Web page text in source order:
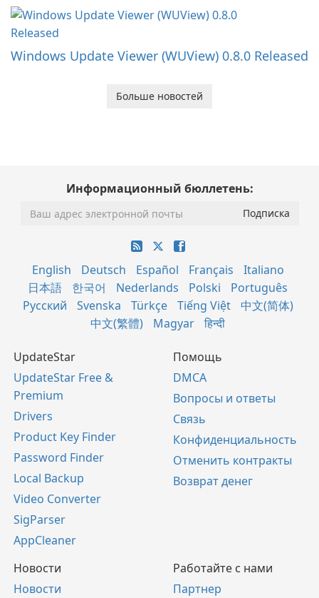
Windows Update Viewer (WUView) 0.8.0 Released
Больше новостей
Информационный бюллетень:
English Deutsch Español Français
Italiano
日本語
한국어 Nederlands Polski
Português
Русский
Svenska Türkçe Tiếng Việt
中文(简体)
中文(繁體)
Magyar हिन्दी
UpdateStar
UpdateStar Free &
Premium
Drivers
Product Key Finder
Password Finder
Local Backup
Video Converter
SigParser
AppCleaner
Помощь
DMCA
Вопросы и ответы
Связь
Конфиденциальность
Отменить контракты
Возврат денег
Новости
Новости
Работайте с нами
Партнер